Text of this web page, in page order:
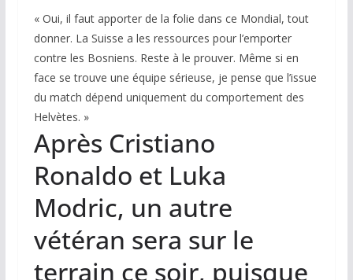
« Oui, il faut apporter de la folie dans ce Mondial, tout
donner. La Suisse a les ressources pour l’emporter
contre les Bosniens. Reste à le prouver. Même si en
face se trouve une équipe sérieuse, je pense que l’issue
du match dépend uniquement du comportement des
Helvètes. »
Après Cristiano
Ronaldo et Luka
Modric, un autre
vétéran sera sur le
terrain ce soir, puisque